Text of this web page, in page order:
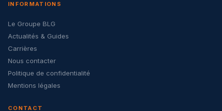
INFORMATIONS
Le Groupe BLG
Actualités & Guides
Carrières
Nous contacter
Politique de confidentialité
Mentions légales
CONTACT